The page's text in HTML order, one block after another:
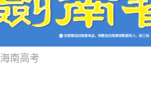
海南高考